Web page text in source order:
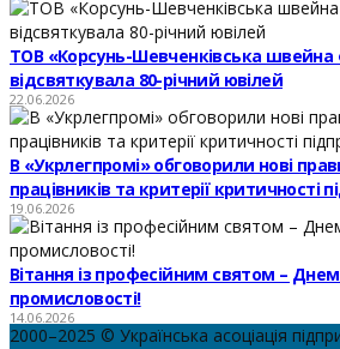
ТОВ «Корсунь-Шевченківська
відсвяткувала 80-річний ювілей
22.06.2026
В «Укрлегпромі» обговорили нові
працівників та критерії критичності
19.06.2026
Вітання із професійним святом – Днем
промисловості!
14.06.2026
2000–2025 © Українська асоціація